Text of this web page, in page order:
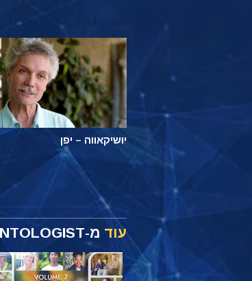
יושיקאווה – יפן
עוד מ-I AM A SCIENTOLOGIST